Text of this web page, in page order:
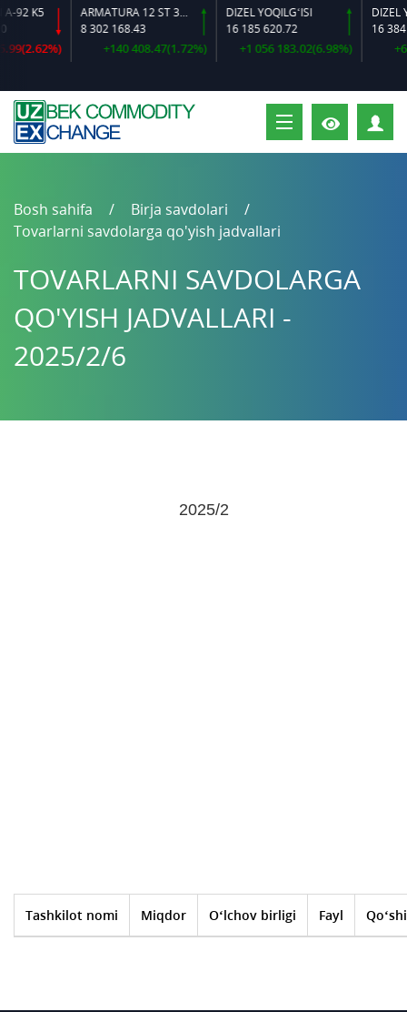
K5
ARMATURA 12 ST 35 GS O‘LCHAMLI
8 302 168.43
+140 408.47(1.72%)
DIZEL YOQILG‘ISI
16 185 620.72
+1 056 183.02(6.98%)
16 384
Bosh sahifa
Birja savdolari
Tovarlarni savdolarga qo'yish jadvallari
TOVARLARNI SAVDOLARGA
QO'YISH JADVALLARI -
2025/2/6
2025/2
Tashkilot nomi Miqdor O‘lchov birligi Fayl